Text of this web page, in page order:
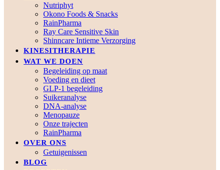
Nutriphyt
Okono Foods & Snacks
RainPharma
Ray Care Sensitive Skin
Shinncare Intieme Verzorging
KINESITHERAPIE
WAT WE DOEN
Begeleiding op maat
Voeding en dieet
GLP-1 begeleiding
Suikeranalyse
DNA-analyse
Menopauze
Onze trajecten
RainPharma
OVER ONS
Getuigenissen
BLOG